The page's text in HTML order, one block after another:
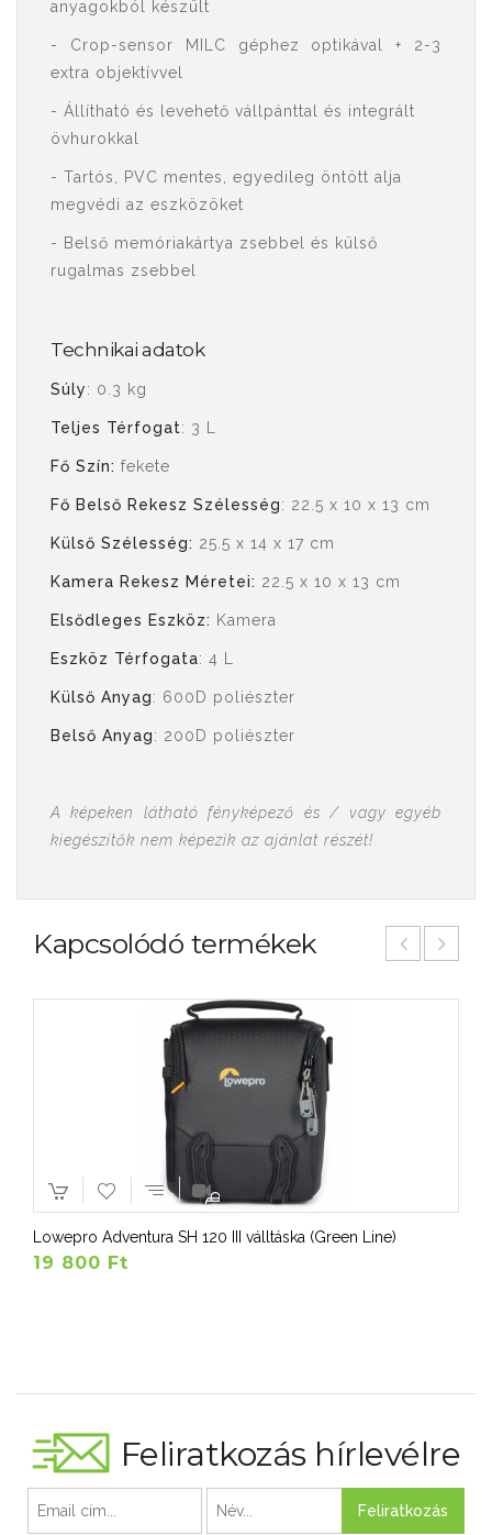
anyagokból készült
- Crop-sensor MILC géphez optikával + 2-3
extra objektívvel
- Állítható és levehető vállpánttal és integrált
övhurokkal
- Tartós, PVC mentes, egyedileg öntött alja
megvédi az eszközöket
- Belső memóriakártya zsebbel és külső
rugalmas zsebbel
Technikai adatok
Súly: 0.3 kg
Teljes Térfogat: 3 L
Fő Szín: fekete
Fő Belső Rekesz Szélesség: 22.5 x 10 x 13 cm
Külső Szélesség: 25.5 x 14 x 17 cm
Kamera Rekesz Méretei: 22.5 x 10 x 13 cm
Elsődleges Eszköz: Kamera
Eszköz Térfogata: 4 L
Külső Anyag: 600D poliészter
Belső Anyag: 200D poliészter
A képeken látható fényképező és / vagy egyéb
kiegészítők nem képezik az ajánlat részét!
Kapcsolódó termékek
Lowepro Adventura SH 120 III válltáska (Green Line)
19 800 Ft
Feliratkozás hírlevélre
Feliratkozás